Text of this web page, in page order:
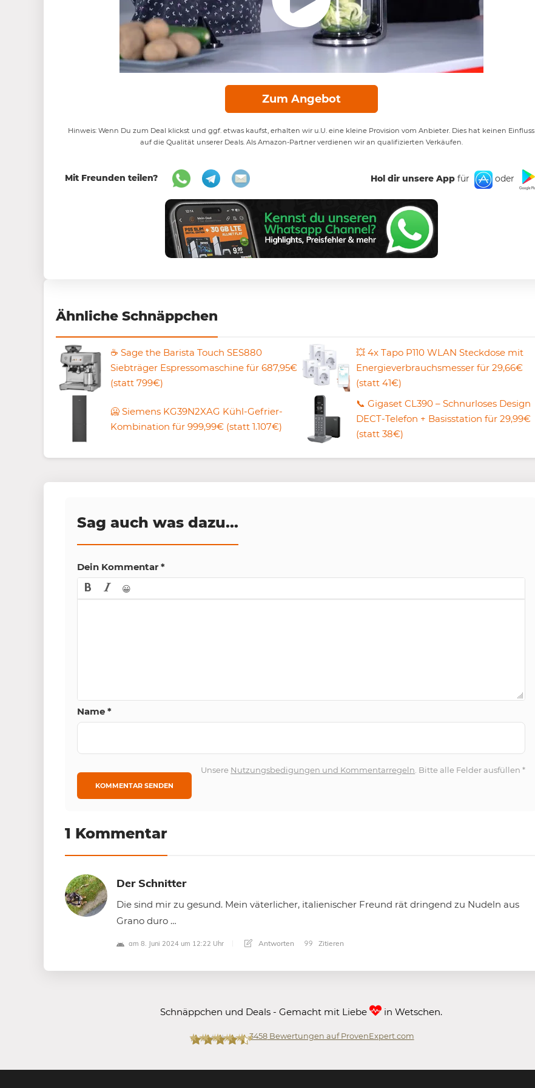
Zum Angebot
Hinweis: Wenn Du zum Deal klickst und ggf. etwas kaufst, erhalten wir u.U. eine kleine Provision vom Anbieter. Dies hat keinen Einfluss
auf die Qualität unserer Deals. Als Amazon-Partner verdienen wir an qualifizierten Verkäufen.
Mit Freunden teilen? Hol dir unsere App für oder
Ähnliche Schnäppchen
☕ Sage the Barista Touch SES880
Siebträger Espressomaschine für 687,95€
(statt 799€)
💥 4x Tapo P110 WLAN Steckdose mit
Energieverbrauchsmesser für 29,66€
(statt 41€)
🥶 Siemens KG39N2XAG Kühl-Gefrier-
Kombination für 999,99€ (statt 1.107€)
📞 Gigaset CL390 – Schnurloses Design
DECT-Telefon + Basisstation für 29,99€
(statt 38€)
Sag auch was dazu...
Dein Kommentar *
😀
Name *
Unsere Nutzungsbedigungen und Kommentarregeln . Bitte alle Felder ausfüllen*
1 Kommentar
Der Schnitter
Die sind mir zu gesund. Mein väterlicher, italienischer Freund rät dringend zu Nudeln aus
Grano duro …
am 8. Juni 2024 um 12:22 Uhr Antworten Zitieren
Schnäppchen und Deals - Gemacht mit Liebe in Wetschen.
3458Bewertungen auf ProvenExpert.com